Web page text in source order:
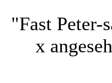
"Fast Peter-
x